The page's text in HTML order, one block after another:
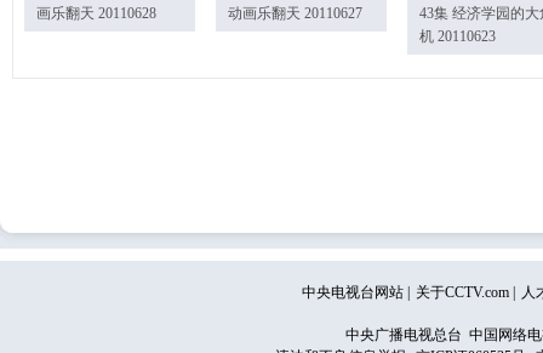
画乐翻天 20110628
动画乐翻天 20110627
43集 经济学园的大
机 20110623
中央电视台网站 关于CCTV.com 人
中央广播电视总台 中国网络